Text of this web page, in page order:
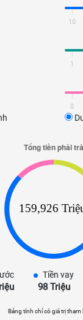
10
1
0
Tiền vay
98 Triệu
Bảng tính chỉ có giá trị